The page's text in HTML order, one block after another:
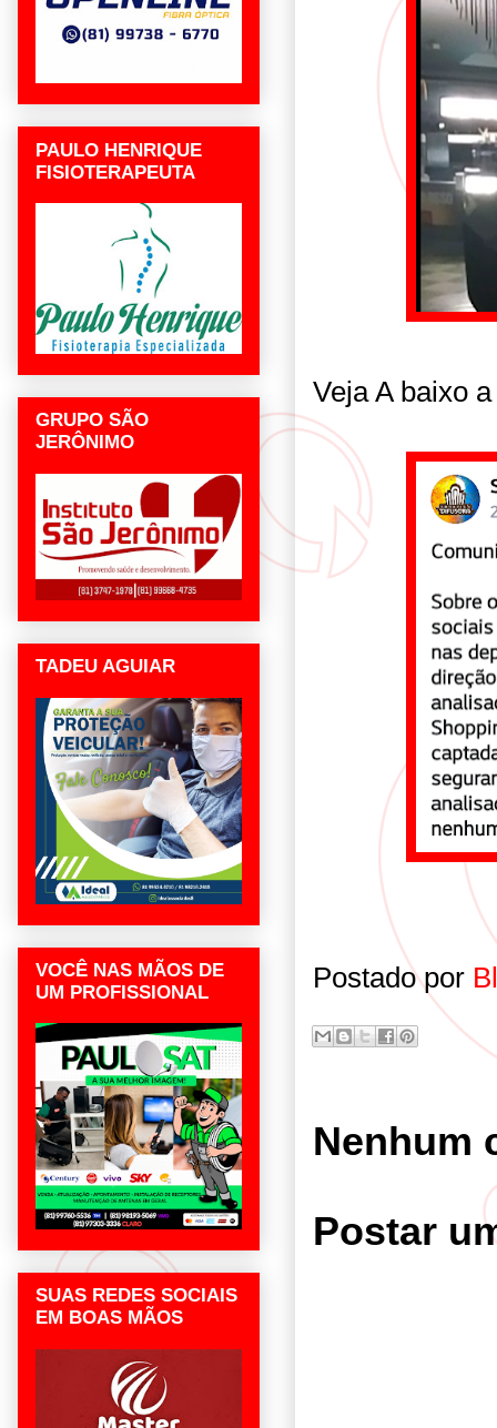
Veja A baixo
Postado por
Nenhum
Postar
PAULO HENRIQUE
FISIOTERAPEUTA
GRUPO SÃO
JERÔNIMO
TADEU AGUIAR
VOCÊ NAS MÃOS DE
UM PROFISSIONAL
SUAS REDES SOCIAIS
EM BOAS MÃOS